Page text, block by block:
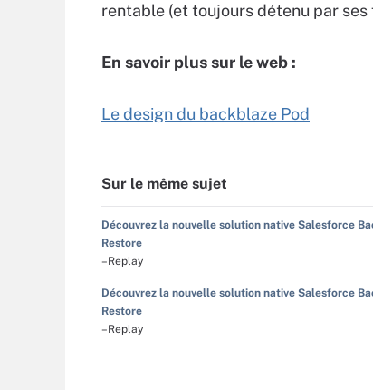
rentable (et toujours détenu par ses
En savoir plus sur le web :
Le design du backblaze Pod
Sur le même sujet
Découvrez la nouvelle solution native Salesforce
Restore
–Replay
Découvrez la nouvelle solution native Salesforce
Restore
–Replay